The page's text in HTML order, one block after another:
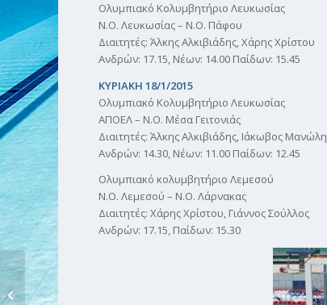
Ολυμπιακό Κολυμβητήριο Λευκωσίας
Ν.Ο. Λευκωσίας – Ν.Ο. Πάφου
Διαιτητές: Άλκης Αλκιβιάδης, Χάρης Χρίστου
Ανδρών: 17.15, Νέων: 14.00 Παίδων: 15.45
ΚΥΡΙΑΚΗ 18/1/2015
Ολυμπιακό Κολυμβητήριο Λευκωσίας
ΑΠΟΕΛ – Ν.Ο. Μέσα Γειτονιάς
Διαιτητές: Άλκης Αλκιβιάδης, Ιάκωβος Μανώλη
Ανδρών: 14.30, Νέων: 11.00 Παίδων: 12.45
Ολυμπιακό κολυμβητήριο Λεμεσού
Ν.Ο. Λεμεσού – Ν.Ο. Λάρνακας
Διαιτητές: Χάρης Χρίστου, Γιάννος Σούλλος
Ανδρών: 17.15, Παίδων: 15.30
Η ΜΑΡΙΑ ΠΡΕΣΒΕΙΡΑ ΤΟΥ FAIR PLAY